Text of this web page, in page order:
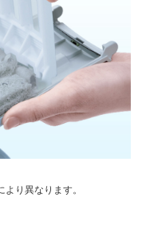
り異なります。